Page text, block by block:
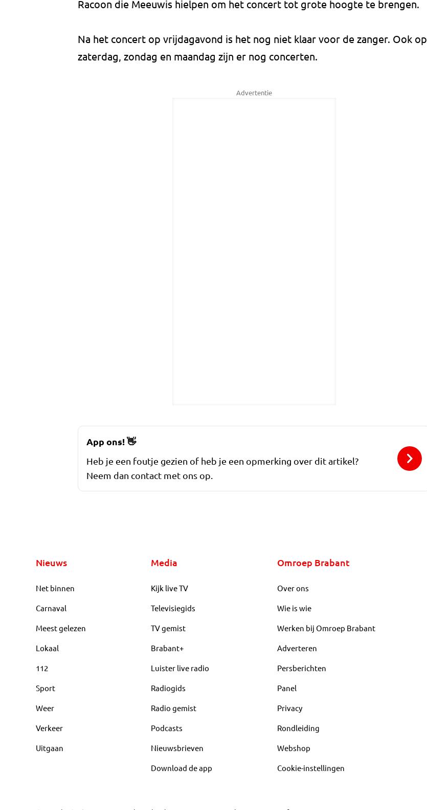
Racoon die Meeuwis hielpen om het concert tot grote hoogte te brengen.
Na het concert op vrijdagavond is het nog niet klaar voor de zanger. Ook op
zaterdag, zondag en maandag zijn er nog concerten.
Advertentie
App ons!👋
Heb je een foutje gezien of heb je een opmerking over dit artikel?
Neem dan contact met ons op.
Nieuws
Net binnen
Carnaval
Meest gelezen
Lokaal
112
Sport
Weer
Verkeer
Uitgaan
Media
Kijk live TV
Televisiegids
TV gemist
Brabant+
Luister live radio
Radiogids
Radio gemist
Podcasts
Nieuwsbrieven
Download de app
Omroep Brabant
Over ons
Wie is wie
Werken bij Omroep Brabant
Adverteren
Persberichten
Panel
Privacy
Rondleiding
Webshop
Cookie-instellingen